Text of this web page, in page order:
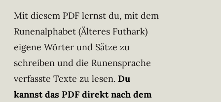
Mit diesem PDF lernst du, mit dem
Runenalphabet (Älteres Futhark)
eigene Wörter und Sätze zu
schreiben und die Runensprache
verfasste Texte zu lesen. Du
kannst das PDF direkt nach dem